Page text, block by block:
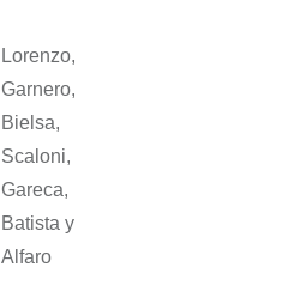
Lorenzo,
Garnero,
Bielsa,
Scaloni,
Gareca,
Batista y
Alfaro